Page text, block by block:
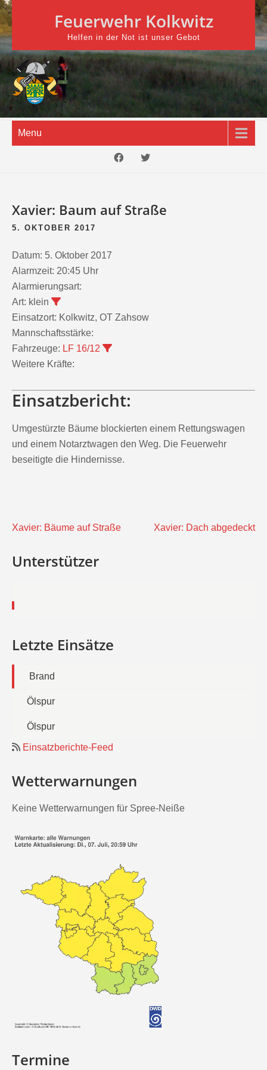
Skip
to
content
Feuerwehr Kolkwitz
Helfen in der Not ist unser Gebot
Menu
Xavier: Baum auf Straße
5. OKTOBER 2017
Datum: 5. Oktober 2017
Alarmzeit: 20:45 Uhr
Alarmierungsart:
Art: klein
Einsatzort: Kolkwitz, OT Zahsow
Mannschaftsstärke:
Fahrzeuge: LF 16/12
Weitere Kräfte:
Einsatzbericht:
Umgestürzte Bäume blockierten einem Rettungswagen
und einem Notarztwagen den Weg. Die Feuerwehr
beseitigte die Hindernisse.
Beitragsnavigation
Xavier: Bäume auf Straße Xavier: Dach abgedeckt
Unterstützer
Letzte Einsätze
Brand
Ölspur
Ölspur
Einsatzberichte-Feed
Wetterwarnungen
Keine Wetterwarnungen für Spree-Neiße
Termine